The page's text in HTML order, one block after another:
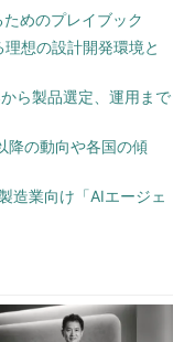
めのプレイブック
想の設計開発環境と
ら製品選定、運用まで
降の動向や各国の傾
造業向け「AIエージェ